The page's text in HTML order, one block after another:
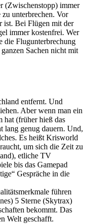
(Zwischenstopp) immer
unterbrechen. Vor
ist. Bei Flügen mit der
immer kostenfrei. Wer
die Flugunterbrechung
Sachen nicht mit
entfernt. Und
Aber wenn man ein
hat (früher hieß das
lang genug dauern. Und,
Es heißt Krisworld
um sich die Zeit zu
etliche TV
bis das Gamepad
Gespräche in die
führen
5 Sterne (Skytrax)
bekommt. Das
Welt geschafft.